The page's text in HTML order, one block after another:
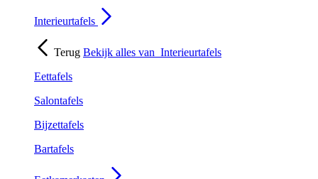
Interieurtafels
Terug Bekijk alles van Interieurtafels
Eettafels
Salontafels
Bijzettafels
Bartafels